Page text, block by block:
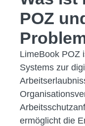
POZ
LimeBook POZ
Systems zur
ermöglicht die